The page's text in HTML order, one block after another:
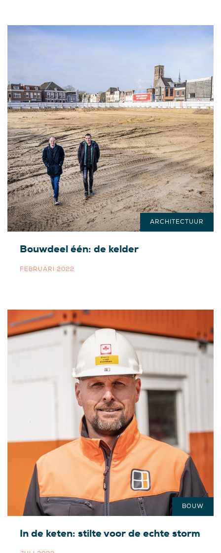
Bouwdeel één: de kelder
FEBRUARI 2022
ARCHITECTUUR
In de keten: stilte voor de echte storm
BOUW